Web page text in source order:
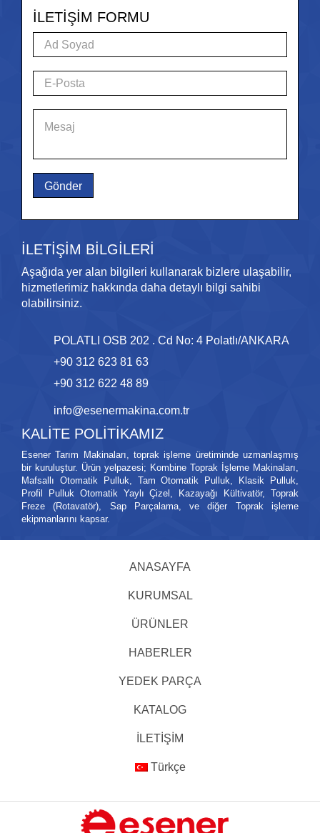
İLETİŞİM FORMU
İLETİŞİM BİLGİLERİ
Aşağıda yer alan bilgileri kullanarak bizlere ulaşabilir,
hizmetlerimiz hakkında daha detaylı bilgi sahibi
olabilirsiniz.
POLATLI OSB 202 . Cd No: 4 Polatlı/ANKARA
+90 312 623 81 63
+90 312 622 48 89
info@esenermakina.com.tr
KALİTE POLİTİKAMIZ
Esener Tarım Makinaları, toprak işleme üretiminde uzmanlaşmış
bir kuruluştur. Ürün yelpazesi; Kombine Toprak İşleme Makinaları,
Mafsallı Otomatik Pulluk, Tam Otomatik Pulluk, Klasik Pulluk,
Profil Pulluk Otomatik Yaylı Çizel, Kazayağı Kültivatör, Toprak
Freze (Rotavatör), Sap Parçalama, ve diğer Toprak işleme
ekipmanlarını kapsar.
ANASAYFA
KURUMSAL
ÜRÜNLER
HABERLER
YEDEK PARÇA
KATALOG
İLETİŞİM
Türkçe